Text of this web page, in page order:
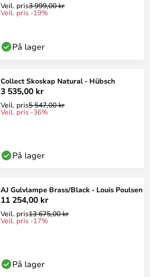
Veil. pris3 999,00 kr
Veil. pris -19%
På lager
Collect Skoskap Natural - Hübsch
3 535,00 kr
Veil. pris5 547,00 kr
Veil. pris -36%
På lager
AJ Gulvlampe Brass/Black - Louis Poulsen
11 254,00 kr
Veil. pris13 675,00 kr
Veil. pris -17%
På lager